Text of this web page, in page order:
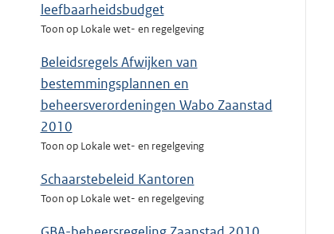
leefbaarheidsbudget
Toon op Lokale wet- en regelgeving
Beleidsregels Afwijken van
bestemmingsplannen en
beheersverordeningen Wabo Zaanstad
2010
Toon op Lokale wet- en regelgeving
Schaarstebeleid Kantoren
Toon op Lokale wet- en regelgeving